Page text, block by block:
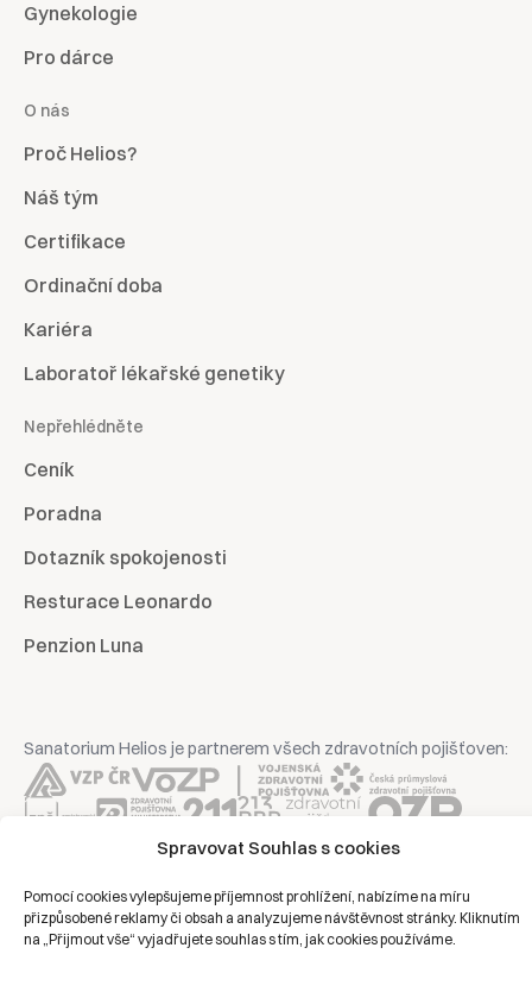
Spravovat Souhlas s cookies
Pomocí cookies vylepšujeme příjemnost prohlížení, nabízíme na míru
přizpůsobené reklamy či obsah a analyzujeme návštěvnost stránky. Kliknutím
na „Přijmout vše“ vyjadřujete souhlas s tím, jak cookies používáme.
Gynekologie
Pro dárce
O nás
Proč Helios?
Náš tým
Certifikace
Ordinační doba
Kariéra
Laboratoř lékařské genetiky
Nepřehlédněte
Ceník
Poradna
Dotazník spokojenosti
Resturace Leonardo
Penzion Luna
Sanatorium Helios je partnerem všech zdravotních pojišťoven:
Ochrana osobních údajů